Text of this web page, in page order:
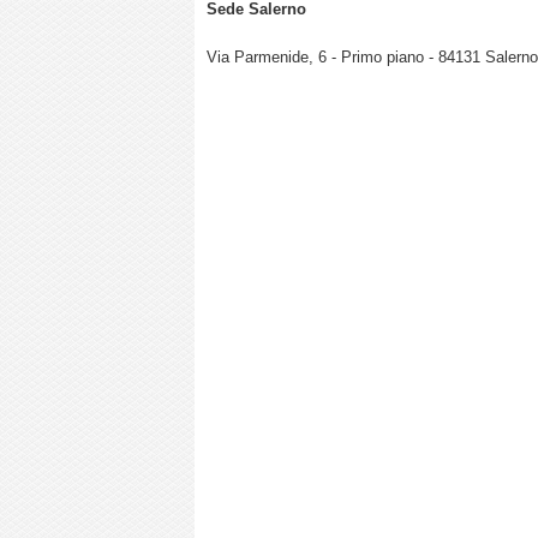
Sede Salerno
Via Parmenide, 6 - Primo piano - 84131